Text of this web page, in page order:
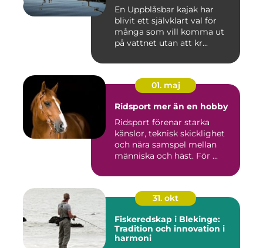
En Uppblåsbar kajak har
blivit ett självklart val för
många som vill komma ut
på vattnet utan att kr...
01. maj
Ridsport mer än en hobby
Ridsport förenar starka
känslor, teknisk skicklighet
och nära samspel mellan
människa och häst. För ...
31. okt
Fiskeredskap i Blekinge:
Tradition och innovation i
harmoni